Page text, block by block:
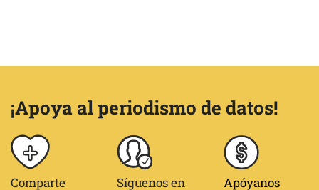
¡Apoya al periodismo de datos!
Comparte
Síguenos en
Apóyanos